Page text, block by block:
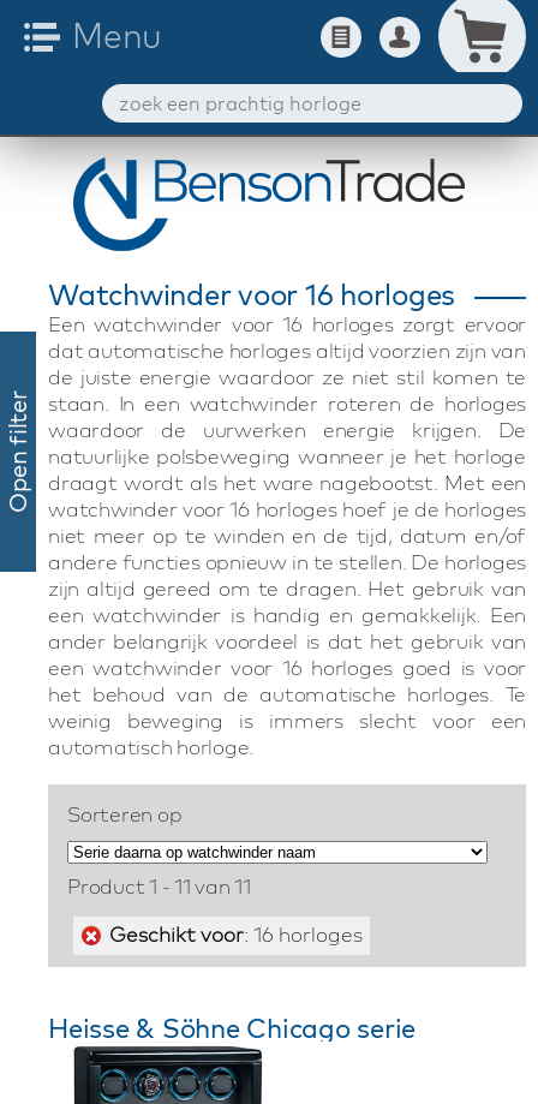
Open filter
Watchwinder voor 16 horloges
Een watchwinder voor 16 horloges zorgt ervoor
dat automatische horloges altijd voorzien zijn van
de juiste energie waardoor ze niet stil komen te
staan. In een watchwinder roteren de horloges
waardoor de uurwerken energie krijgen. De
natuurlijke polsbeweging wanneer je het horloge
draagt wordt als het ware nagebootst. Met een
watchwinder voor 16 horloges hoef je de horloges
niet meer op te winden en de tijd, datum en/of
andere functies opnieuw in te stellen. De horloges
zijn altijd gereed om te dragen. Het gebruik van
een watchwinder is handig en gemakkelijk. Een
ander belangrijk voordeel is dat het gebruik van
een watchwinder voor 16 horloges goed is voor
het behoud van de automatische horloges. Te
weinig beweging is immers slecht voor een
automatisch horloge.
Sorteren op
Product 1 - 11 van 11
Geschikt voor: 16 horloges
Heisse & Söhne Chicago serie